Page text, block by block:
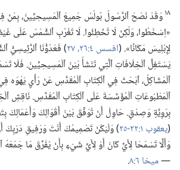
١٨وَقَدْ نَصَحَ ٱلرَّسُولُ بُولُسُ جَمِيعَ ٱلْمَسِيحِيِّينَ،‏ بِمَنْ
«اِسْخَطُوا،‏ وَلٰكِنْ لَا تُخْطِئُوا.‏ لَا تَغْرُبِ ٱلشَّمْسُ عَلَى
لِإِبْلِيسَ مَكَانًا».‏ (‏افسس ٤:‏٢٦،‏ ٢٧
‏)‏ فَعَدُوُّنَا ٱلرَّئِيسِيُّ
يَسْتَغِلَّ ٱلْخِلَافَاتِ ٱلَّتِي تَنْشَأُ بَيْنَ ٱلْمَسِيحِيِّينَ.‏ فَلَا
ٱلْمَشَاكِلُ،‏ ٱبْحَثْ فِي ٱلْكِتَابِ ٱلْمُقَدَّسِ عَنْ رَأْيِ يَهْوَه
ٱلْمَطْبُوعَاتِ ٱلْمُؤَسَّسَةَ عَلَى ٱلْكِتَابِ ٱلْمُقَدَّسِ.‏ نَاقِشِ
بِرَوِيَّةٍ وَصِدْقٍ.‏ حَاوِلْ أَنْ تُوَفِّقَ بَيْنَ أَقْوَالِكَ وَأَعْمَالِكَ
(‏يعقوب ١:‏٢٢-‏٢٥
‏)‏ وَلْيَكُنْ تَصْمِيمُكَ أَنْتَ وَرَفِيقِ دَرْبِكَ
وَأَلَّا تَسْمَحَا لِأَيٍّ كَانَ أَوْ لِأَيِّ شَيْءٍ بِأَنْ يُفَرِّقَ مَا جَمَعَهُ
—‏ميخا ٦:‏٨
‏.‏